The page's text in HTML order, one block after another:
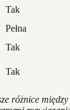
Tak
Pełna
Tak
Tak
różnice